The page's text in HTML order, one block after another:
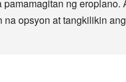
ng eroplano.
opsyon at tangkilikin